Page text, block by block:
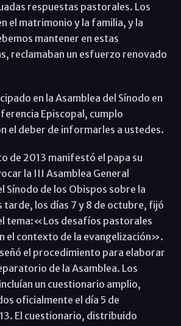
respuestas pastorales. Los
el matrimonio y la familia, y la
mantener en estas
reclamaban un esfuerzo renovado
en la Asamblea del Sínodo en
Episcopal, cumplo
el deber de informarles a ustedes.
de 2013 manifestó el papa su
la III Asamblea General
Sínodo de los Obispos sobre la
tarde, los días 7 y 8 de octubre, fijó
tema:«Los desafíos pastorales
el contexto de la evangelización».
el procedimiento para elaborar
de la Asamblea. Los
un cuestionario amplio,
oficialmente el día 5 de
El cuestionario, distribuido